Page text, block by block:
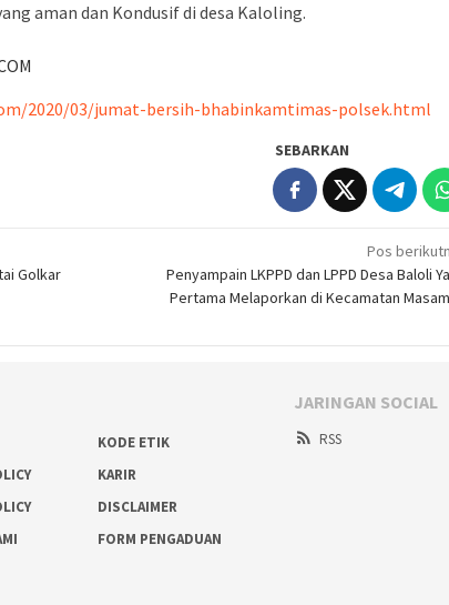
aman dan Kondusif di desa Kaloling.
2020/03/jumat-bersih-bhabinkamtimas-polsek.html
SEBARKAN
Golkar
Pos
Penyampain LKPPD dan LPPD Desa Baloli
Pertama Melaporkan di Kecamatan
KODE ETIK
KARIR
DISCLAIMER
FORM PENGADUAN
JARINGAN SOCIAL
RSS